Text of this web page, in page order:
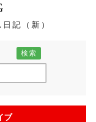
記（新）
検索
ブ